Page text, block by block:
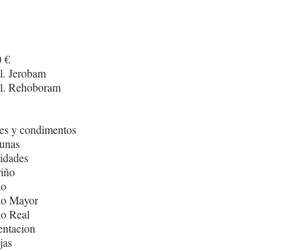
€
Jerobam
Rehoboram
y condimentos
Mayor
Real